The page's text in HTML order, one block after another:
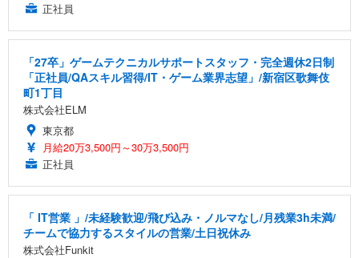
正社員
「27卒」ゲームテクニカルサポートスタッフ・完全週休2日制
「正社員/QAスキル習得/IT・ゲーム業界志望」/新宿区歌舞伎
町1丁目
株式会社ELM
東京都
月給20万3,500円～30万3,500円
正社員
「 IT営業 」/未経験歓迎/飛び込み・ノルマなし/月残業3h未満/
チームで協力するスタイルの営業/土日祝休み
株式会社Funkit